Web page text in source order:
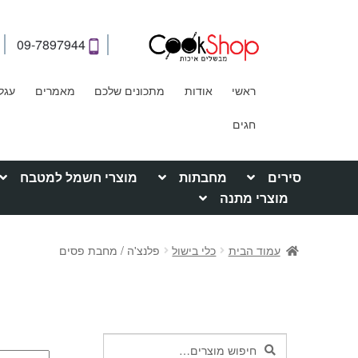
09-7897944
ראשי אודות מתכונים שלכם מאמרים
חגים
סירים מחבתות
מוצרי חשמל למטבח
מוצרי מתנה
עמוד הבית כלי בישול פלנצ'ה / מחבת פסים
חיפושחיפוש